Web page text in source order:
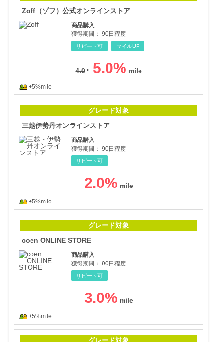
Zoff（ゾフ）公式オンラインストア
商品購入
獲得期間： 90日程度
リピート可 マイルUP
4.0 5.0%
+5%mile
グレード対象
三越伊勢丹オンラインストア
商品購入
獲得期間： 90日程度
リピート可
2.0%
+5%mile
グレード対象
coen ONLINE STORE
商品購入
獲得期間： 90日程度
リピート可
3.0%
+5%mile
グレード対象